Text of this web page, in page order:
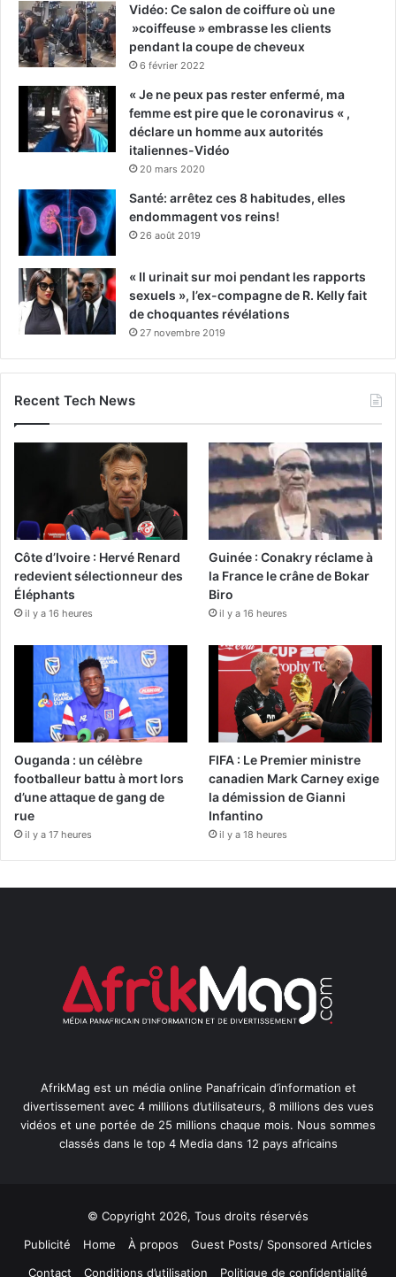
Vidéo: Ce salon de coiffure où une
»coiffeuse » embrasse les clients
pendant la coupe de cheveux
6 février 2022
« Je ne peux pas rester enfermé, ma
femme est pire que le coronavirus « ,
déclare un homme aux autorités
italiennes-Vidéo
20 mars 2020
Santé: arrêtez ces 8 habitudes, elles
endommagent vos reins!
26 août 2019
« Il urinait sur moi pendant les rapports
sexuels », l’ex-compagne de R. Kelly fait
de choquantes révélations
27 novembre 2019
Recent Tech News
Côte d’Ivoire : Hervé Renard
redevient sélectionneur des
Éléphants
il y a 16 heures
Guinée : Conakry réclame à
la France le crâne de Bokar
Biro
il y a 16 heures
Ouganda : un célèbre
footballeur battu à mort lors
d’une attaque de gang de
rue
il y a 17 heures
FIFA : Le Premier ministre
canadien Mark Carney exige
la démission de Gianni
Infantino
il y a 18 heures
AfrikMag est un média online Panafricain d’information et
divertissement avec 4 millions d’utilisateurs, 8 millions des vues
vidéos et une portée de 25 millions chaque mois. Nous sommes
classés dans le top 4 Media dans 12 pays africains
© Copyright 2026, Tous droits réservés
Publicité
Home À propos
Guest Posts/ Sponsored Articles
Contact
Conditions d’utilisation Politique de confidentialité